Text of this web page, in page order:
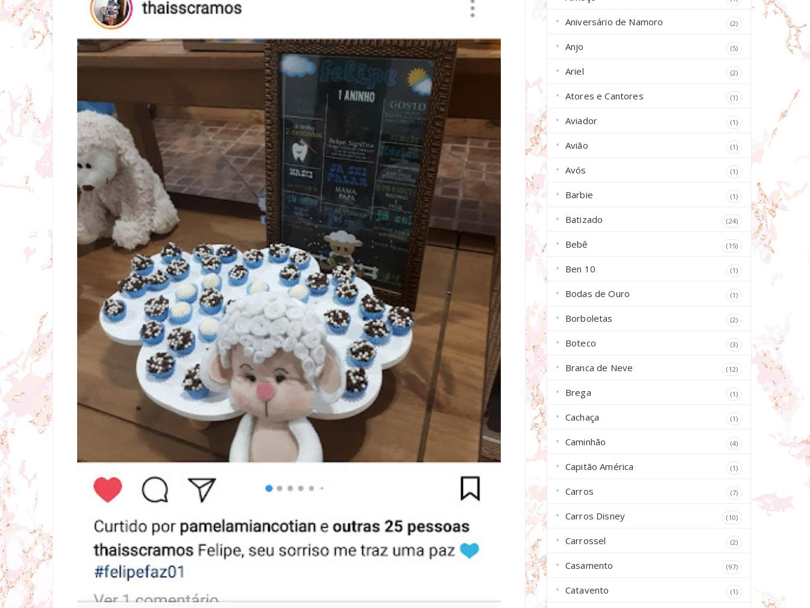
Aniversário de Namoro (2)
Anjo (5)
Ariel (2)
Atores e Cantores (1)
Aviador (1)
Avião (1)
Avós (1)
Barbie (1)
Batizado (24)
Bebê (15)
Ben 10 (1)
Bodas de Ouro (1)
Borboletas (2)
Boteco (3)
Branca de Neve (12)
Brega (1)
Cachaça (1)
Caminhão (4)
Capitão América (1)
Carros (7)
Carros Disney (10)
Carrossel (2)
Casamento (97)
Catavento (1)